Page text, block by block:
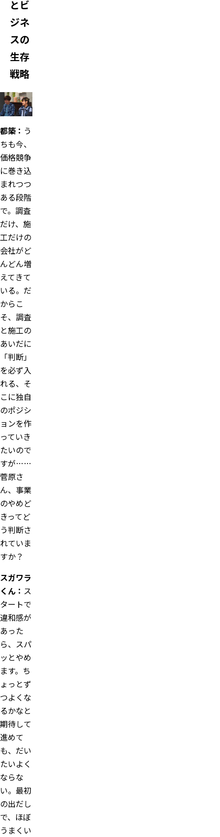
とビ
ジネ
スの
生存
戦略
都築： う
ちも今、
価格競争
に巻き込
まれつつ
ある段階
で。調査
だけ、施
工だけの
会社がど
んどん増
えてきて
いる。だ
からこ
そ、調査
と施工の
あいだに
「判断」
を必ず入
れる、そ
こに独自
のポジシ
ョンを作
っていき
たいので
すが……
菅原さ
ん、事業
のやめど
きってど
う判断さ
れていま
すか？
スガワラ
くん： ス
タートで
違和感が
あった
ら、スパ
ッとやめ
ます。ち
ょっとず
つよくな
るかなと
期待して
進めて
も、だい
たいよく
ならな
い。最初
の出だし
で、ほぼ
うまくい